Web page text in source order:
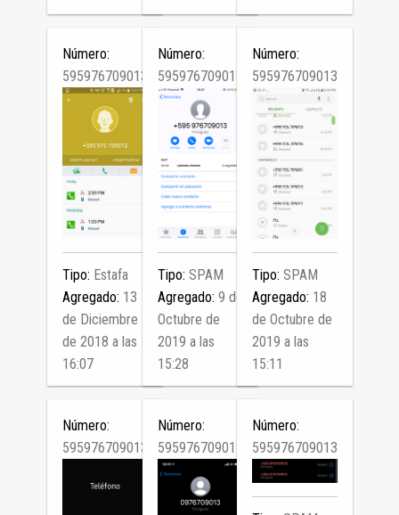
Número:
595976709013
Tipo: Estafa
Agregado: 13
de Diciembre
de 2018 a las
16:07
Número:
595976709013
Tipo: SPAM
Agregado: 9 de
Octubre de
2019 a las
15:28
Número:
595976709013
Tipo: SPAM
Agregado: 18
de Octubre de
2019 a las
15:11
Número:
595976709013
Número:
595976709013
Número:
595976709013